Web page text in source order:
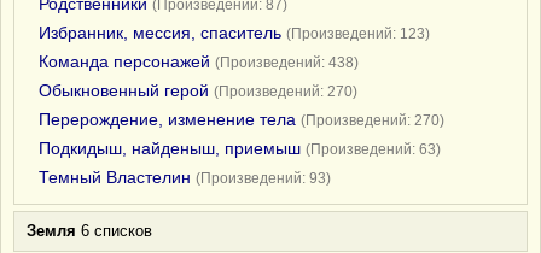
(Произведений: 87)
Избранник, мессия, спаситель (Произведений: 123)
Команда персонажей (Произведений: 438)
Обыкновенный герой (Произведений: 270)
Перерождение, изменение тела (Произведений: 270)
Подкидыш, найденыш, приемыш (Произведений: 63)
Темный Властелин (Произведений: 93)
Земля 6 списков